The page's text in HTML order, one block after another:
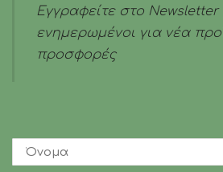
Εγγραφείτε στο Newsletter
ενημερωμένοι για νέα
προσφορές